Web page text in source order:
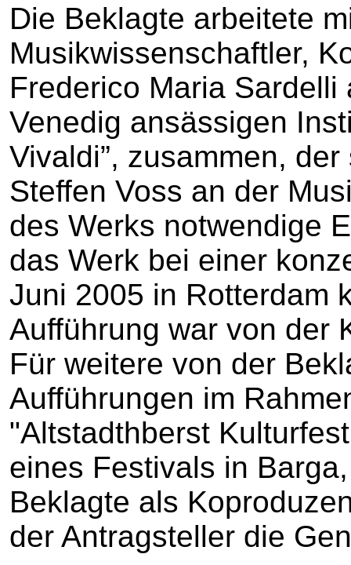
Die Beklagte arbeitete
Musikwissenschaftler,
Frederico Maria
Venedig ansässigen
Vivaldi”, zusammen,
Steffen Voss an der
des Werks notwendige
das Werk bei einer
Juni 2005 in Rotterdam
Aufführung war von der
Für weitere von der
Aufführungen im
"Altstadthberst
eines Festivals in
Beklagte als
der Antragsteller die